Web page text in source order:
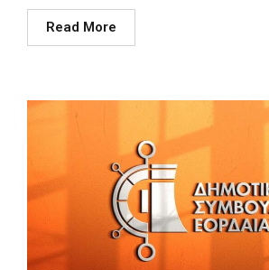
Read More